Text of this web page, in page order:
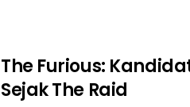
The Furious:
Sejak The Raid